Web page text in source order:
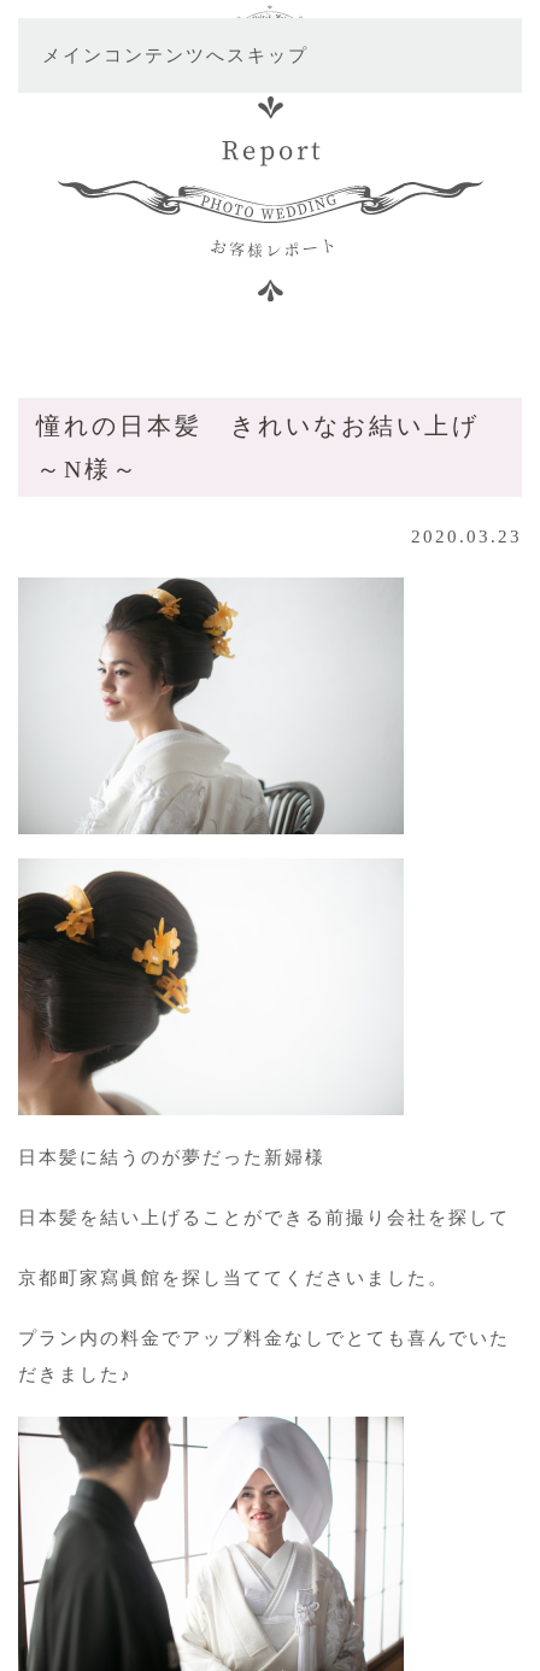
メインコンテンツへスキップ
憧れの日本髪 きれいなお結い上げ
～N様～
2020.03.23
日本髪に結うのが夢だった新婦様
日本髪を結い上げることができる前撮り会社を探して
京都町家寫眞館を探し当ててくださいました。
プラン内の料金でアップ料金なしでとても喜んでいた
だきました♪